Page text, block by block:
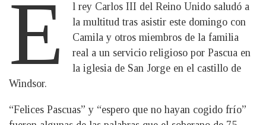
E
l rey Carlos III del Reino Unido saludó a
la multitud tras asistir este domingo con
Camila y otros miembros de la familia
real a un servicio religioso por Pascua en
la iglesia de San Jorge en el castillo de
Windsor.
“Felices Pascuas” y “espero que no hayan cogido frío”